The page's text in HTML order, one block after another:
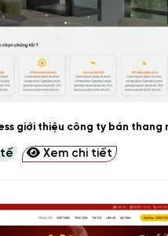
giới thiệu công ty bán thang
Xem chi tiết